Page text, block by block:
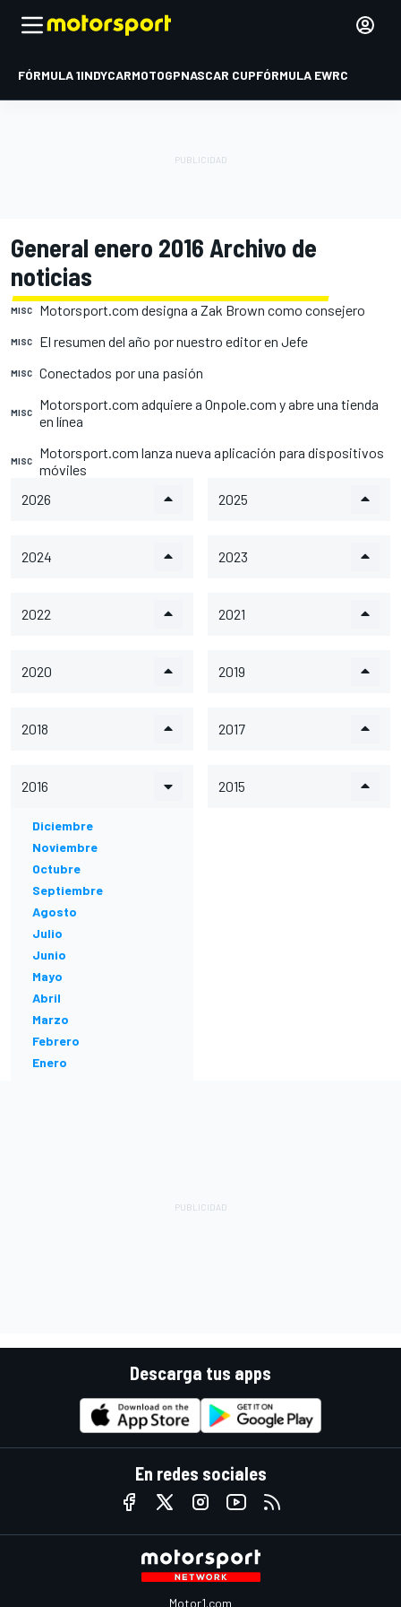
FÓRMULA 1INDYCARMOTOGPNASCAR CUPFÓRMULA EWRC
General enero 2016 Archivo de
noticias
MISC Motorsport.com designa a Zak Brown como consejero
MISC El resumen del año por nuestro editor en Jefe
MISC Conectados por una pasión
MISC
Motorsport.com adquiere a Onpole.com y abre una tienda
en línea
MISC
Motorsport.com lanza nueva aplicación para dispositivos
móviles
2026
2025
2024 2023
2022 2021
2020 2019
2018 2017
2016
Diciembre
Noviembre
Octubre
Septiembre
Agosto
Julio
Junio
Mayo
Abril
Marzo
Febrero
Enero
2015
Descarga tus apps
En redes sociales
Motor1.com